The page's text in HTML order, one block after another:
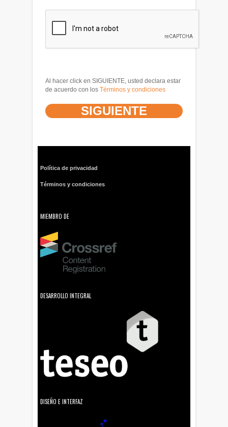
Al hacer click en SIGUIENTE, usted declara estar
de acuerdo con los Términos y condiciones
Política de privacidad
Términos y condiciones
MIEMBRO DE
DESARROLLO INTEGRAL
DISEÑO E INTERFAZ